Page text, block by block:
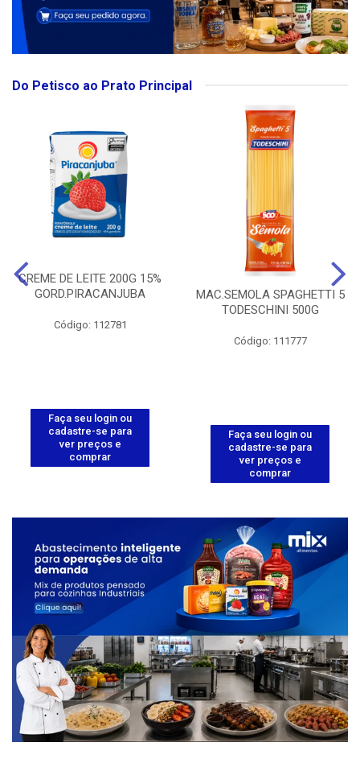
Do Petisco ao Prato Principal
CREME DE LEITE 200G 15%
GORD.PIRACANJUBA
Código: 112781
Faça seu login ou
cadastre-se para
ver preços e
comprar
MAC.SEMOLA SPAGHETTI 5
TODESCHINI 500G
Código: 111777
Faça seu login ou
cadastre-se para
ver preços e
comprar